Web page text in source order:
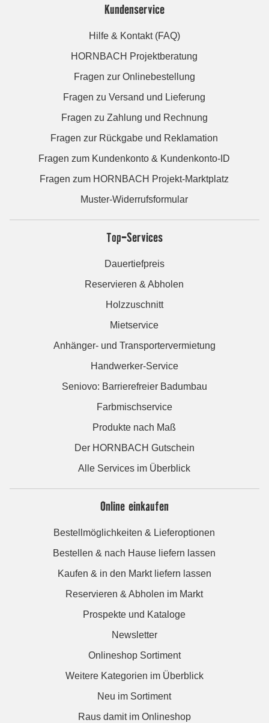
Kundenservice
Hilfe & Kontakt (FAQ)
HORNBACH Projektberatung
Fragen zur Onlinebestellung
Fragen zu Versand und Lieferung
Fragen zu Zahlung und Rechnung
Fragen zur Rückgabe und Reklamation
Fragen zum Kundenkonto & Kundenkonto-ID
Fragen zum HORNBACH Projekt-Marktplatz
Muster-Widerrufsformular
Top-Services
Dauertiefpreis
Reservieren & Abholen
Holzzuschnitt
Mietservice
Anhänger- und Transportervermietung
Handwerker-Service
Seniovo: Barrierefreier Badumbau
Farbmischservice
Produkte nach Maß
Der HORNBACH Gutschein
Alle Services im Überblick
Online einkaufen
Bestellmöglichkeiten & Lieferoptionen
Bestellen & nach Hause liefern lassen
Kaufen & in den Markt liefern lassen
Reservieren & Abholen im Markt
Prospekte und Kataloge
Newsletter
Onlineshop Sortiment
Weitere Kategorien im Überblick
Neu im Sortiment
Raus damit im Onlineshop